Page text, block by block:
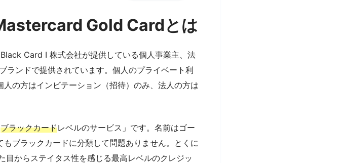
Gold Cardとは
Card Ⅰ 株式会社が提供している個人事業主、法
ンドで提供されています。個人のプライベート利
の方はインビテーション（招待）のみ、法人の方は
ブラックカードレベルのサービス」です。名前はゴー
ブラックカードに分類して問題ありません。とくに
からステイタス性を感じる最高レベルのクレジッ